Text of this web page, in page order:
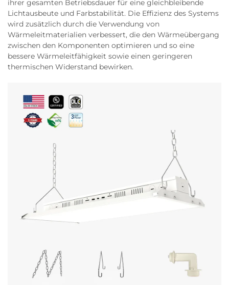
ihrer gesamten Betriebsdauer für eine gleichbleibende
Lichtausbeute und Farbstabilität. Die Effizienz des Systems
wird zusätzlich durch die Verwendung von
Wärmeleitmaterialien verbessert, die den Wärmeübergang
zwischen den Komponenten optimieren und so eine
bessere Wärmeleitfähigkeit sowie einen geringeren
thermischen Widerstand bewirken.